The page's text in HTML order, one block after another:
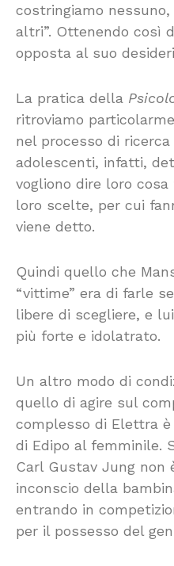
costringiamo
altri”. Ottenendo così
opposta al suo
La pratica della
ritroviamo
nel processo di
adolescenti, infatti,
vogliono dire loro
loro scelte, per cui
viene detto.
Quindi quello che
“vittime” era di farle
libere di scegliere, e
più forte e idolatrato.
Un altro modo di
quello di agire sul
complesso di Elettra
di Edipo al femminile.
Carl Gustav Jung non
inconscio della
entrando in
per il possesso del